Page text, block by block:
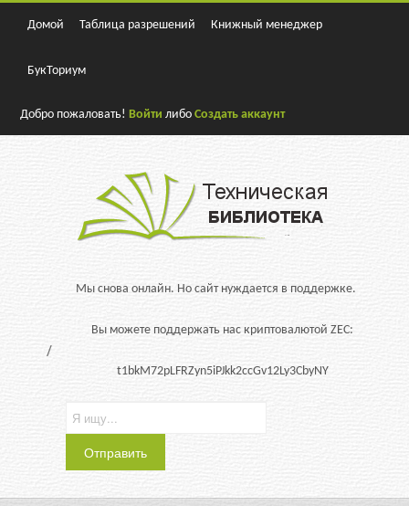
Домой Таблица разрешений Книжный менеджер
БукТориум
Добро пожаловать!Войти либоСоздать аккаунт
Мы снова онлайн. Но сайт нуждается в поддержке.
Вы можете поддержать нас криптовалютой ZEC:
t1bkM72pLFRZyn5iPJkk2ccGv12Ly3CbyNY